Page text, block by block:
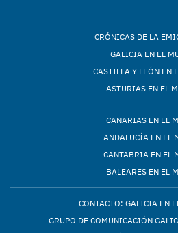
CRÓNICAS DE LA
GALICIA EN EL
CASTILLA Y LEÓN EN
ASTURIAS EN EL
CANARIAS EN EL
ANDALUCÍA EN EL
CANTABRIA EN EL
BALEARES EN EL
CONTACTO: GALICIA EN
GRUPO DE COMUNICACIÓN